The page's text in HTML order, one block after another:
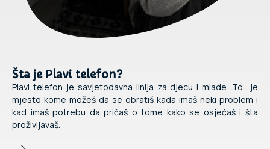
Šta je Plavi telefon?
Plavi telefon je savjetodavna linija za djecu i mlade. To je
mjesto kome možeš da se obratiš kada imaš neki problem i
kad imaš potrebu da pričaš o tome kako se osjećaš i šta
proživljavaš.